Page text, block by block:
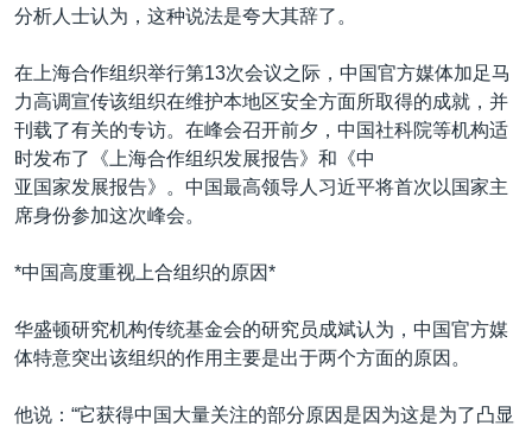
航
转
到
检
索
中东
欧洲
非洲
美洲
全球议题
人权·法律·宗教
科教·文娱·体健
军事
劳工
环境
热点专题
白宫要闻
国会报道
美中关系
美国建国250周年
美国之音专访
重要讲话与声明
台海两岸关系
南中国海争端
VOA视频
VOA今日焦点
中文广播
关注我们
分析人士认为，这种说法是夸大其辞了。
在上海合作组织举行第13次会议之际，中国官方媒体加足马
力高调宣传该组织在维护本地区安全方面所取得的成就，并
刊载了有关的专访。在峰会召开前夕，中国社科院等机构适
时发布了《上海合作组织发展报告》和《中
亚国家发展报告》。中国最高领导人习近平将首次以国家主
席身份参加这次峰会。
*中国高度重视上合组织的原因*
华盛顿研究机构传统基金会的研究员成斌认为，中国官方媒
体特意突出该组织的作用主要是出于两个方面的原因。
他说：“它获得中国大量关注的部分原因是因为这是为了凸显